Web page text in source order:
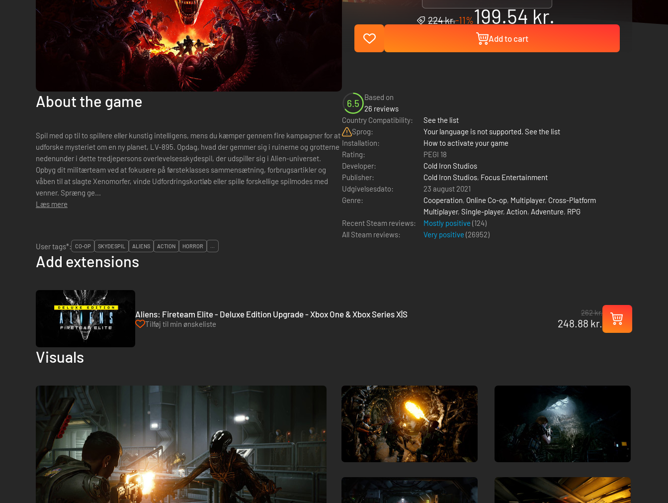
224 kr.-11%199.54 kr.
Add to cart
About the game
Spil med op til to spillere eller kunstig intelligens, mens du kæmper gennem fire kampagner for at
udforske mysteriet om en ny planet, LV-895. Opdag, hvad der gemmer sig i ruinerne og grotterne
nedenunder i dette tredjepersons overlevelsesskydespil, der udspiller sig i Alien-universet.
Opbyg dit militærteam ved at fokusere på førsteklasses sammensætning, forbrugsartikler og
våben til at slagte Xenomorfer, vinde Udfordringskortløb eller spille forskellige spilmodes med
venner. Spræng ge...
Læs mere
6.5
Based on
26 reviews
Country Compatibility:
See the list
Sprog:
Your language is not supported. See the list
Installation:
How to activate your game
Rating:
PEGI 18
Developer:
Cold Iron Studios
Publisher:
Cold Iron Studios, Focus Entertainment
Udgivelsesdato:
23 august 2021
Genre:
Cooperation, Online Co-op, Multiplayer, Cross-Platform
Multiplayer, Single-player, Action, Adventure, RPG
Recent Steam reviews:
Mostly positive (124)
All Steam reviews:
Very positive (26952)
User tags*:
CO-OP SKYDESPIL ALIENS ACTION HORROR ...
Add extensions
Aliens: Fireteam Elite - Deluxe Edition Upgrade - Xbox One & Xbox Series X|S
Tilføj til min ønskeliste
262 kr.
248.88 kr.
Visuals